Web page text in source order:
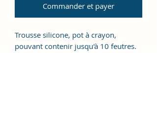
Commander et payer
Trousse silicone, pot à crayon,
pouvant contenir jusqu'à 10 feutres.